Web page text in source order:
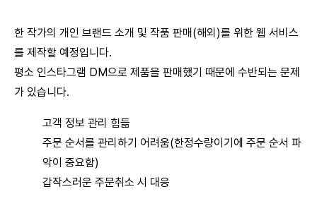
한 작가의 개인 브랜드 소개 및 작품 판매(해외)를 위한 웹 서비스
를 제작할 예정입니다.
평소 인스타그램 DM으로 제품을 판매했기 때문에 수반되는 문제
가 있습니다.
고객 정보 관리 힘듦
주문 순서를 관리하기 어려움(한정수량이기에 주문 순서 파
악이 중요함)
갑작스러운 주문취소 시 대응